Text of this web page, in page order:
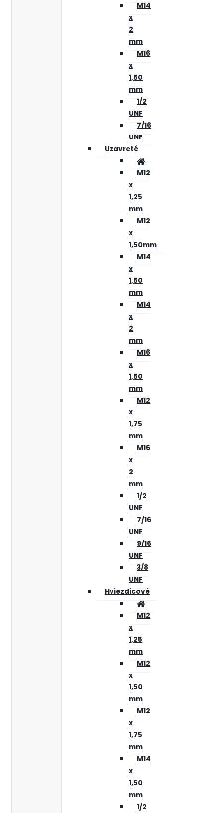
M14
x
2
mm
M16
x
1,50
mm
1/2
UNF
7/16
UNF
Uzavreté
M12
x
1,25
mm
M12
x
1,50mm
M14
x
1,50
mm
M14
x
2
mm
M16
x
1,50
mm
M12
x
1,75
mm
M16
x
2
mm
1/2
UNF
7/16
UNF
9/16
UNF
3/8
UNF
Hviezdicové
M12
x
1,25
mm
M12
x
1,50
mm
M12
x
1,75
mm
M14
x
1,50
mm
1/2